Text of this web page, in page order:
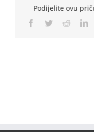
Podijelite ovu
Facebook
TwitterReddit